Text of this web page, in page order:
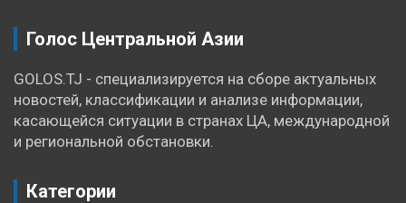
Голос Центральной Азии
GOLOS.TJ - специализируется на сборе актуальных
новостей, классификации и анализе информации,
касающейся ситуации в странах ЦА, международной
и региональной обстановки.
Категории